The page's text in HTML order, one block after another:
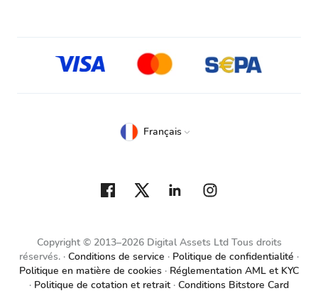
Copyright © 2013–2026 Digital Assets Ltd Tous droits
réservés. Conditions de service
Politique de confidentialité
Politique en matière de cookies
Réglementation AML et KYC
Politique de cotation et retrait Conditions Bitstore Card
Français